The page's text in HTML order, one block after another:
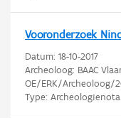
Vooronderzoek
Datum: 18-10-2017
Archeoloog: BAAC
OE/ERK/Archeoloog/
Type: Archeologienota